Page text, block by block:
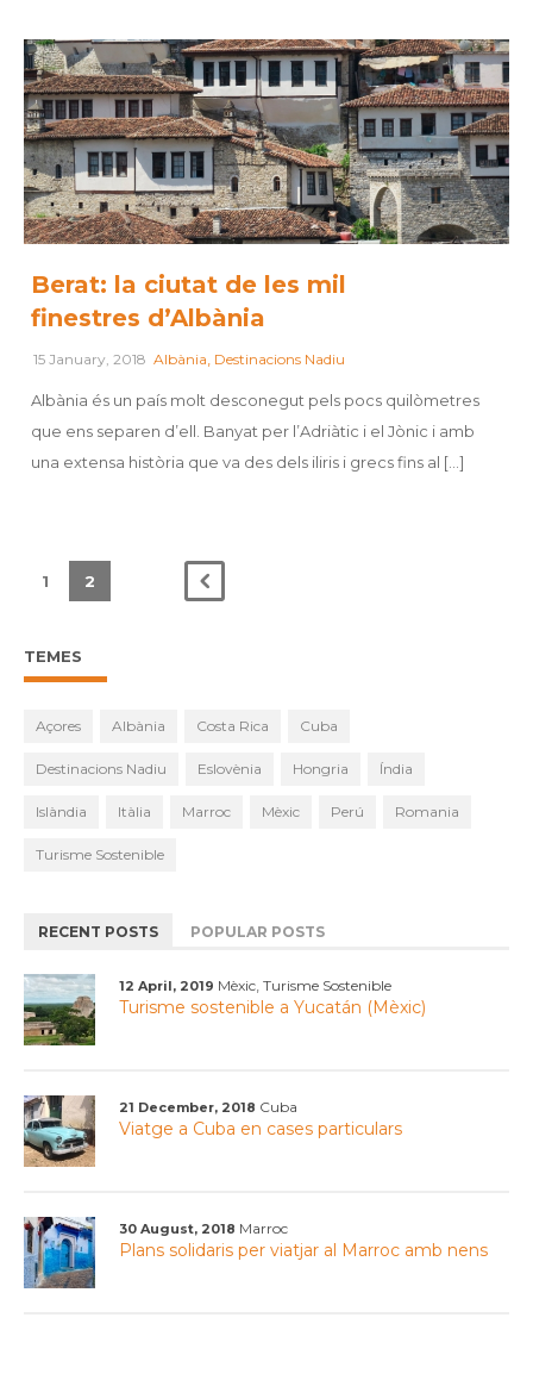
Berat: la ciutat de les mil
finestres d’Albània
15 January, 2018 Albània, Destinacions Nadiu
Albània és un país molt desconegut pels pocs quilòmetres
que ens separen d’ell. Banyat per l’Adriàtic i el Jònic i amb
una extensa història que va des dels iliris i grecs fins al [...]
1 2
TEMES
Açores Albània Costa Rica Cuba
Destinacions Nadiu Eslovènia Hongria Índia
Islàndia Itàlia Marroc Mèxic Perú Romania
Turisme Sostenible
RECENT POSTS POPULAR POSTS
12 April, 2019 Mèxic Turisme Sostenible
Turisme sostenible a Yucatán (Mèxic)
21 December, 2018 Cuba
Viatge a Cuba en cases particulars
30 August, 2018 Marroc
Plans solidaris per viatjar al Marroc amb nens